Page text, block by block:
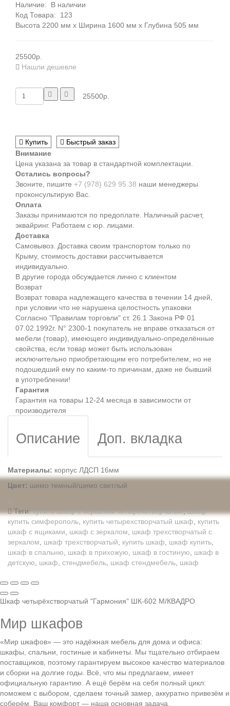
Наличие: В наличии
Код Товара:
123
Высота 2200 мм x Ширина 1600 мм x Глубина 505 мм
25500р.
Нашли дешевле
25500р.
Купить
Быстрый заказ
Внимание
Цена указана за товар в стандартной комплектации.
Остались вопросы?
Звоните, пишите +7 (978) 629 95 38 наши менеджеры
проконсультирую Вас.
Оплата
Заказы принимаются по предоплате. Наличный расчет,
эквайринг. Работаем с юр. лицами.
Доставка
Самовывоз. Доставка своим транспортом только по
Крыму, стоимость доставки рассчитывается
индивидуально.
В другие города обсуждается лично с клиентом
Возврат
Возврат товара надлежащего качества в течении 14 дней,
при условии что не нарушена целостность упаковки
Согласно "Правилам торговли" ст. 26.1 Закона РФ 01
07.02.1992г. N° 2300-1 покупатель не вправе отказаться от
мебели (товар), имеющего индивидуально-определённые
свойства, если товар может быть использован
исключительно приобретающим его потребителем, но не
подошедший eмy по каким-то причинам, даже не бывший
в употреблении!
Гарантия
Гарантия на товары 12-24 месяца в зависимости от
производителя
Описание Доп. вкладка
Материалы: корпус ЛДСП 16мм
Цвет: шимо темный/шимо светлый
Теги:купить шкаф с зеркалом четырехстворчатый,шкаф
купить симферополь купить четырехстворчатый шкаф
купить
шкаф с ящиками
шкаф с зеркалом
шкаф трехстворчатый с
зеркалом
шкаф трехстворчатый купить шкаф шкаф купить
шкаф в спальню
шкаф в прихожую шкаф в гостиную
шкаф в
детскую
шкаф стендмебель шкаф стендмебель шкаф
Шкаф четырёхстворчатый "Гармония" ШК-602 М/КВАДРО
Мир шкафов
«Мир шкафов» — это надёжная мебель для дома и офиса:
шкафы, спальни, гостиные и кабинеты. Мы тщательно отбираем
поставщиков, поэтому гарантируем высокое качество материалов
и сборки на долгие годы. Всё, что мы предлагаем, имеет
официальную гарантию. А ещё берём на себя полный цикл:
поможем с выбором, сделаем точный замер, аккуратно привезём и
соберём. Ваш комфорт — наша основная задача.